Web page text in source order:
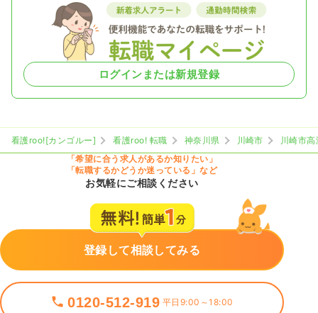
ログインまたは新規登録
看護roo![カンゴルー] 看護roo! 転職 神奈川県 川崎市
川崎市
「希望に合う求人があるか知りたい」
「転職するかどうか迷っている」など
お気軽にご相談ください
登録して相談してみる
0120-512-919 平日9:00～18:00